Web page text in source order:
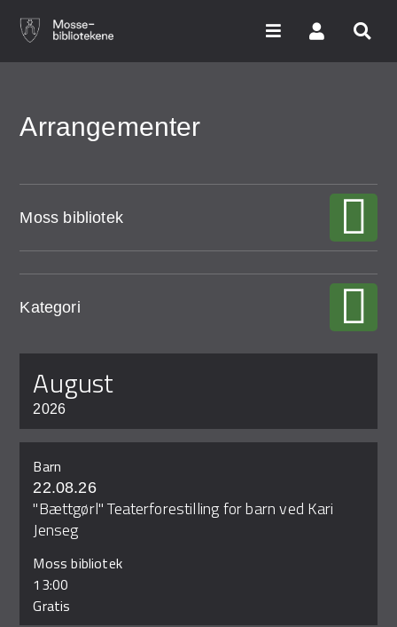
Arrangementer
Nyheter
Søk i våre databaser
hovedinnhold
Arrangementer
Moss bibliotek
Kategori
august
2026
Barn
22.08.26
"Bættgørl" Teaterforestilling for barn ved Kari
Jenseg
Moss bibliotek
13:00
Gratis